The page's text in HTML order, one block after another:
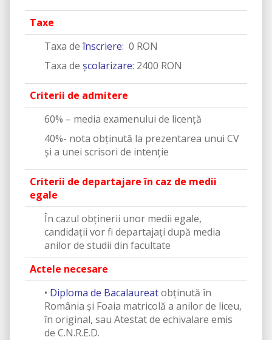
Taxe
Taxa de înscriere: 0 RON
Taxa de şcolarizare: 2400 RON
Criterii de admitere
60% – media examenului de licenţă
40%- nota obținută la prezentarea unui CV
și a unei scrisori de intenție
Criterii de departajare în caz de medii
egale
În cazul obţinerii unor medii egale,
candidaţii vor fi departajaţi după media
anilor de studii din facultate
Actele necesare
• Diploma de Bacalaureatobținută în
România și Foaia matricolă a anilor de liceu,
în original, sau Atestat de echivalare emis
de C.N.R.E.D.